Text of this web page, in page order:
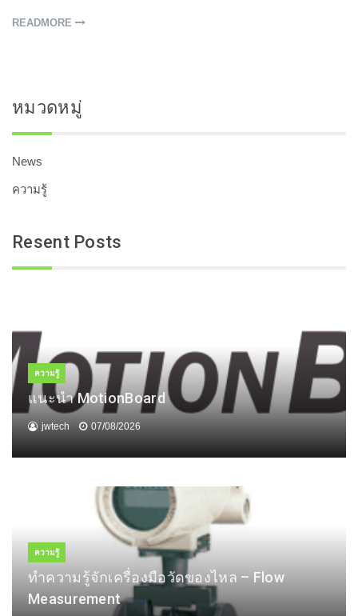
READMORE
หมวดหมู่
News
ความรู้
Resent Posts
ความรู้
แนะนำ MotionBoard
jwtech 07/08/2026
ความรู้
ทำความรู้จักเครื่องมือวัดของไหล – Flow
Measurement